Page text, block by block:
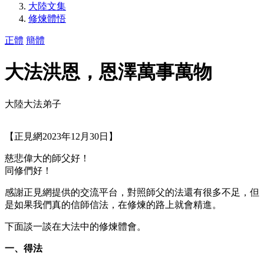
大陸文集
修煉體悟
正體 簡體
大法洪恩，恩澤萬事萬物
大陸大法弟子
【正見網2023年12月30日】
慈悲偉大的師父好！
同修們好！
感謝正見網提供的交流平台，對照師父的法還有很多不足，但
是如果我們真的信師信法，在修煉的路上就會精進。
下面談一談在大法中的修煉體會。
一、得法